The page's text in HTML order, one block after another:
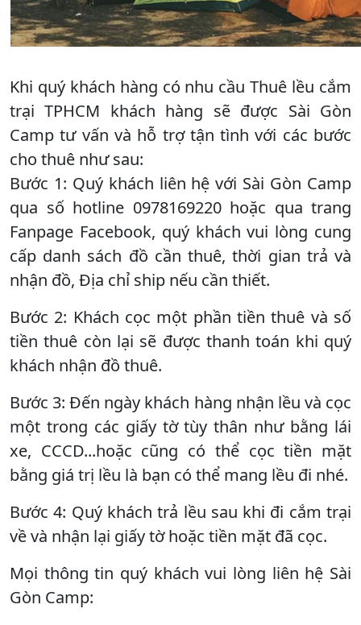
Khi quý khách hàng có nhu cầu Thuê lều cắm
trại TPHCM khách hàng sẽ được Sài Gòn
Camp tư vấn và hỗ trợ tận tình với các bước
cho thuê như sau:
Bước 1: Quý khách liên hệ với Sài Gòn Camp
qua số hotline 0978169220 hoặc qua trang
Fanpage Facebook, quý khách vui lòng cung
cấp danh sách đồ cần thuê, thời gian trả và
nhận đồ, Địa chỉ ship nếu cần thiết.
Bước 2: Khách cọc một phần tiền thuê và số
tiền thuê còn lại sẽ được thanh toán khi quý
khách nhận đồ thuê.
Bước 3: Đến ngày khách hàng nhận lều và cọc
một trong các giấy tờ tùy thân như bằng lái
xe, CCCD...hoặc cũng có thể cọc tiền mặt
bằng giá trị lều là bạn có thể mang lều đi nhé.
Bước 4: Quý khách trả lều sau khi đi cắm trại
về và nhận lại giấy tờ hoặc tiền mặt đã cọc.
Mọi thông tin quý khách vui lòng liên hệ Sài
Gòn Camp: